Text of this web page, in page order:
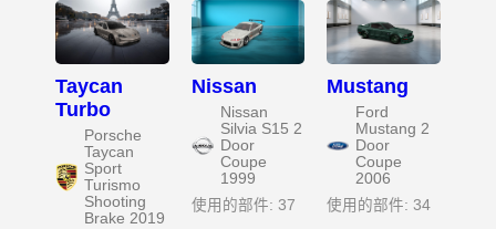
Taycan
Turbo
Porsche
Taycan
Sport
Turismo
Shooting
Brake 2019
Nissan
Nissan
Silvia S15 2
Door
Coupe
1999
使用的部件: 37
Mustang
Ford
Mustang 2
Door
Coupe
2006
使用的部件: 34